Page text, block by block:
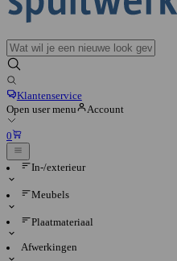
Klantenservice
Open user menu
Account
0
In-/exterieur
Meubels
Plaatmateriaal
Afwerkingen